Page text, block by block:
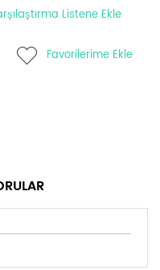
Listene Ekle
Favorilerime Ekle